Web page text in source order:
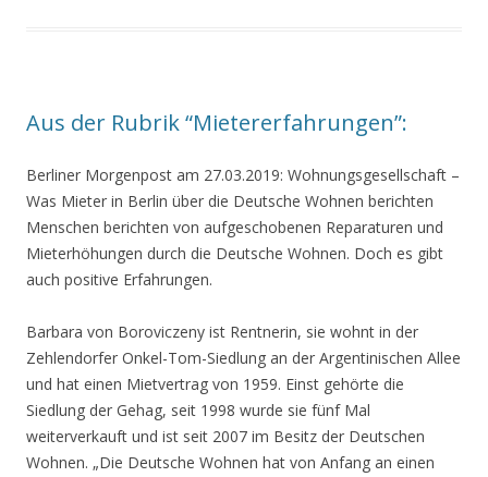
Aus der Rubrik “Mietererfahrungen”:
Berliner Morgenpost am 27.03.2019: Wohnungsgesellschaft –
Was Mieter in Berlin über die Deutsche Wohnen berichten
Menschen berichten von aufgeschobenen Reparaturen und
Mieterhöhungen durch die Deutsche Wohnen. Doch es gibt
auch positive Erfahrungen.
Barbara von Boroviczeny ist Rentnerin, sie wohnt in der
Zehlendorfer Onkel-Tom-Siedlung an der Argentinischen Allee
und hat einen Mietvertrag von 1959. Einst gehörte die
Siedlung der Gehag, seit 1998 wurde sie fünf Mal
weiterverkauft und ist seit 2007 im Besitz der Deutschen
Wohnen. „Die Deutsche Wohnen hat von Anfang an einen